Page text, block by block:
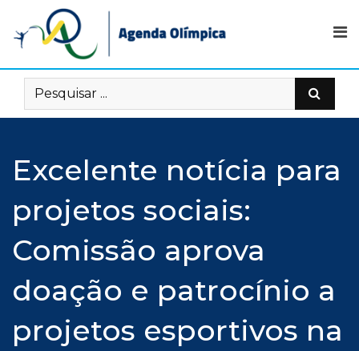
content
Excelente notícia para
projetos sociais:
Comissão aprova
doação e patrocínio a
projetos esportivos na